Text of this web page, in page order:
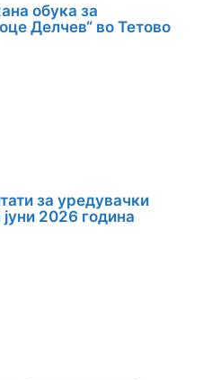
обука за
Делчев“ во Тетово
за уредувачки
2026 година